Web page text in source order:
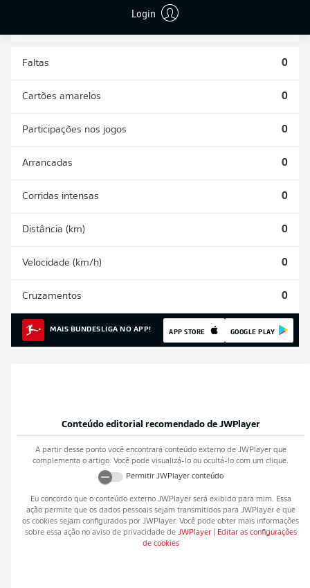
Login
Faltas 0
Cartões amarelos 0
Participações nos jogos 0
Arrancadas 0
Corridas intensas 0
Distância (km) 0
Velocidade (km/h) 0
Cruzamentos 0
MAIS BUNDESLIGA NO APP! APP STORE GOOGLE PLAY
Conteúdo editorial recomendado de JWPlayer
A partir desse ponto você encontrará conteúdo externo de JWPlayerque
complementa o artigo. Você pode visualizá-lo ou ocultá-lo com um clique.
Permitir JWPlayerconteúdo
Eu concordo que o conteúdo externo JWPlayerserá exibido para mim. Essa
ação permite que os dados pessoais sejam transmitidos para JWPlayere que
os cookies sejam configurados por JWPlayer. Você pode obter mais informações
sobre essa ação no aviso de privacidade de JWPlayer
Editar as configurações
de cookies